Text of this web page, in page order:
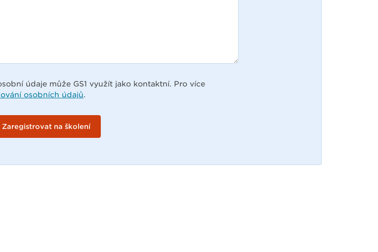
údaje může GS1 využít jako kontaktní. Pro více
osobních údajů.
Zaregistrovat na školení